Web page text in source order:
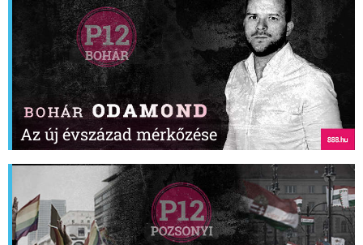
Az új évszázad mérkőzése